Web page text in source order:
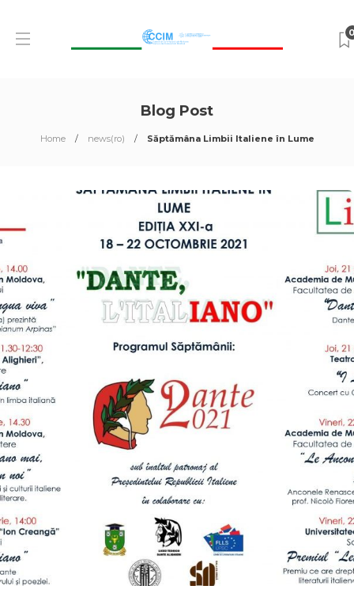
Blog Post
Home news(ro) Săptămâna Limbii Italiene în Lume